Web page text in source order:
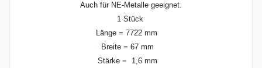
Auch für NE-Metalle geeignet.
1 Stück
Länge = 7722 mm
Breite = 67 mm
Stärke = 1,6 mm